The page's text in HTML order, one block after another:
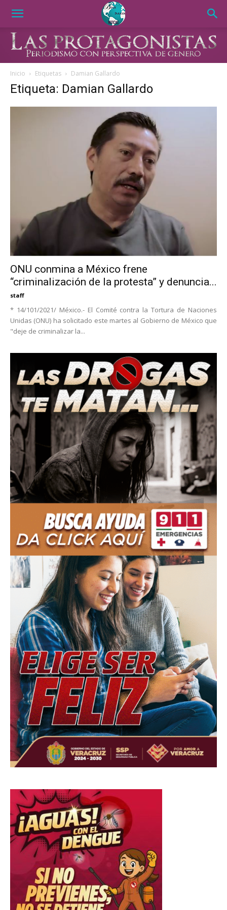
Inicio Etiquetas Damian Gallardo
Etiqueta: Damian Gallardo
ONU conmina a México frene
“criminalización de la protesta” y denuncia...
staff
* 14/101/2021/ México.- El Comité contra la Tortura de Naciones
Unidas (ONU) ha solicitado este martes al Gobierno de México que
"deje de criminalizar la...